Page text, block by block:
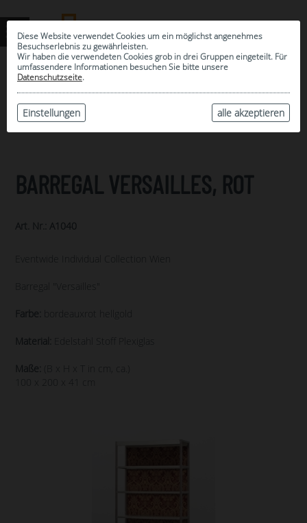
Diese Website verwendet Cookies um ein möglichst angenehmes
Besuchserlebnis zu gewährleisten.
Wir haben die verwendeten Cookies grob in drei Gruppen eingeteilt. Für
umfassendere Informationen besuchen Sie bitte unsere
Datenschutzseite.
alle akzeptieren
Einstellungen
ARCHIV
BARREGAL VERSAILLES, ROT
Art. Nr.: A1040
Eventwide Individual Collection Wien
Barregal "Versailles"
Farbe: bordeauxrot hellgold
Material: Edelstahl Stoff Plexiglas
Maße:
(B x H x T in cm, ca.)
100 x 200 x 41 cm